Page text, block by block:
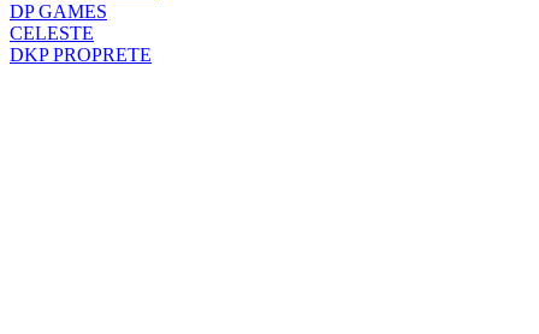
DP GAMES
CELESTE
DKP PROPRETE